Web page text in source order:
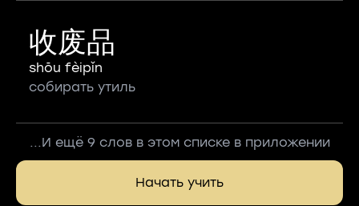
收废品
shōu fèipǐn
собирать утиль
...И ещё 9 слов в этом списке в приложении
Начать учить